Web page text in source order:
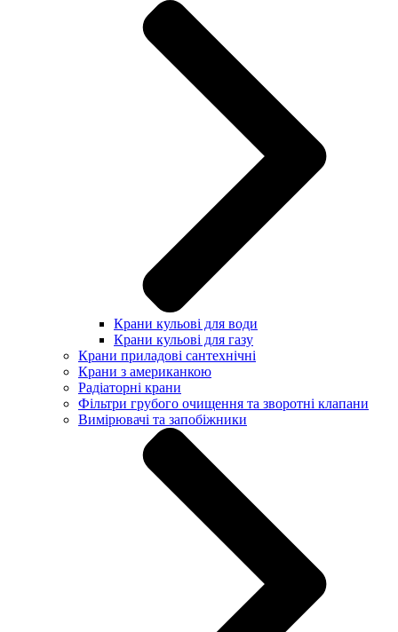
Крани кульові для води
Крани кульові для газу
Крани приладові сантехнічні
Крани з американкою
Радіаторні крани
Фільтри грубого очищення та зворотні клапани
Вимірювачі та запобіжники